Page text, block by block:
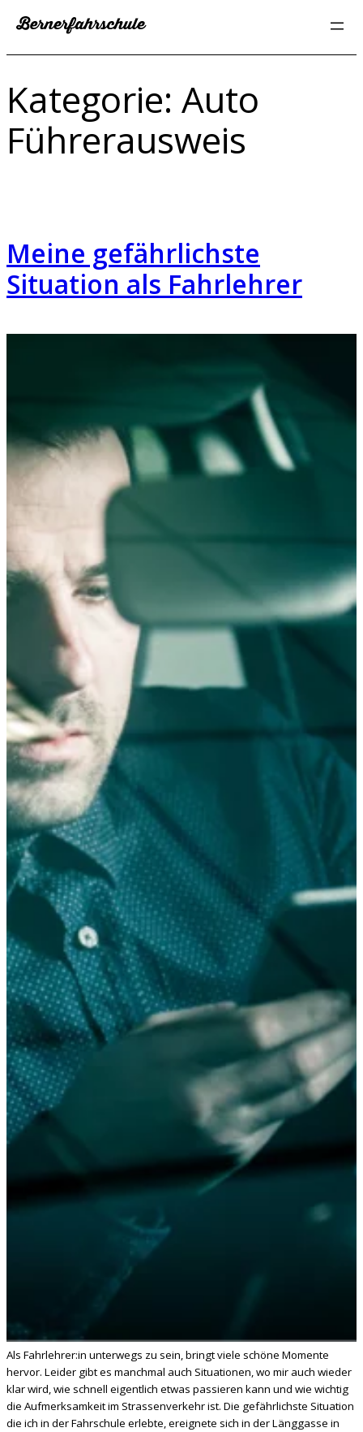
Zum
Inhalt
Kategorie: Auto
Führerausweis
Meine gefährlichste
Situation als Fahrlehrer
Als Fahrlehrer:in unterwegs zu sein, bringt viele schöne Momente
hervor. Leider gibt es manchmal auch Situationen, wo mir auch wieder
klar wird, wie schnell eigentlich etwas passieren kann und wie wichtig
die Aufmerksamkeit im Strassenverkehr ist. Die gefährlichste Situation
die ich in der Fahrschule erlebte, ereignete sich in der Länggasse in